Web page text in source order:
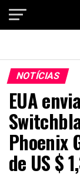
NOTÍCIAS
EUA
Phoenix
de US $